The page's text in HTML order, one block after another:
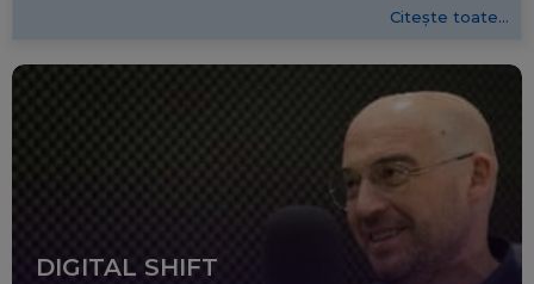
Citește toate...
DIGITAL SHIFT